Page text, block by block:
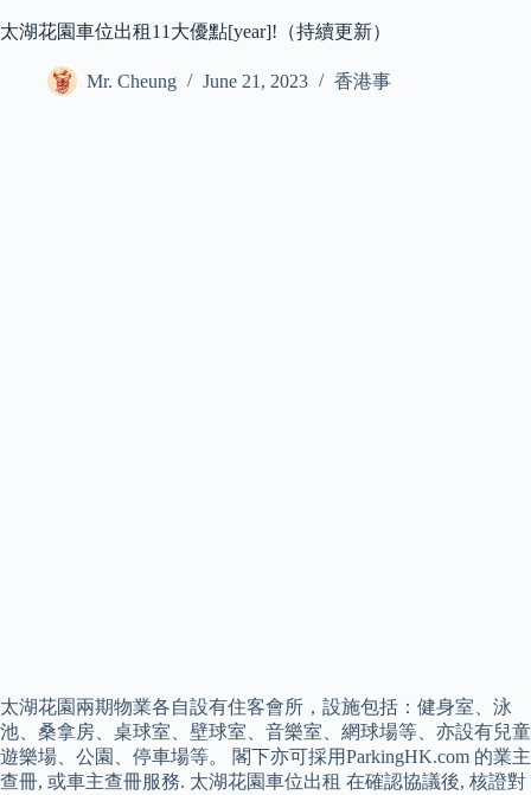
太湖花園車位出租11大優點[year]!（持續更新）
Mr. Cheung June 21, 2023 香港事
太湖花園兩期物業各自設有住客會所，設施包括：健身室、泳
池、桑拿房、桌球室、壁球室、音樂室、網球場等、亦設有兒童
遊樂場、公園、停車場等。 閣下亦可採用ParkingHK.com 的業主
查冊, 或車主查冊服務. 太湖花園車位出租 在確認協議後, 核證對